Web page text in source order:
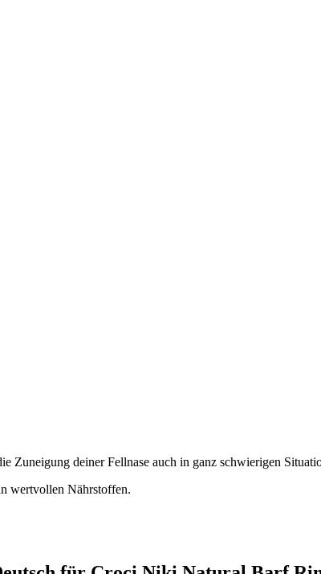
Zuneigung deiner Fellnase auch in ganz schwierigen
wertvollen Nährstoffen.